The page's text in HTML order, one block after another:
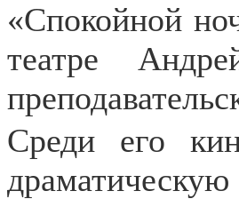
«Спокойной
театре
Среди его